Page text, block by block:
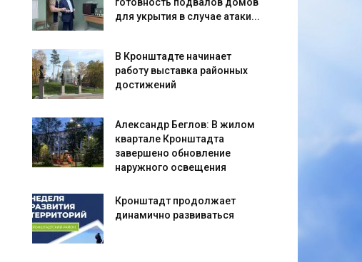
для укрытия в случае атаки...
В Кронштадте начинает
работу выставка районных
достижений
Александр Беглов: В жилом
квартале Кронштадта
завершено обновление
наружного освещения
Кронштадт продолжает
динамично развиваться